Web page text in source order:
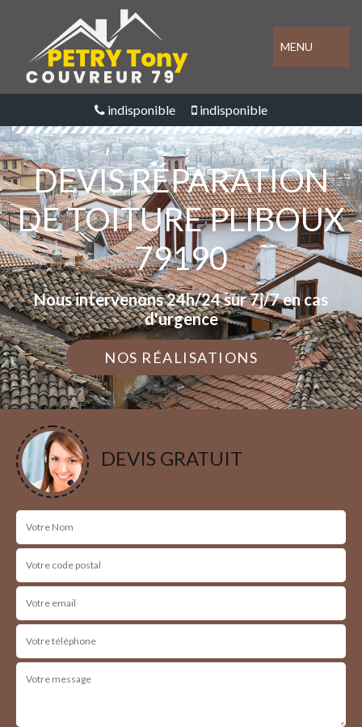
MENU
indisponible indisponible
DEVIS RÉPARATION
DE TOITURE PLIBOUX
79190
Nous intervenons 24h/24 sur 7j/7 en cas
d'urgence
NOS RÉALISATIONS
DEVIS GRATUIT